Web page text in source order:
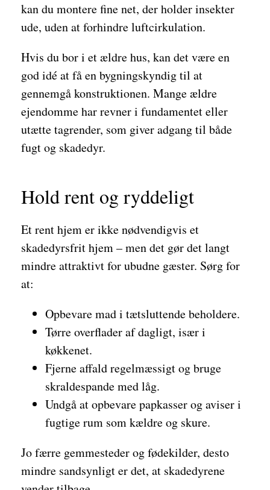
kan du montere fine net, der holder insekter
ude, uden at forhindre luftcirkulation.
Hvis du bor i et ældre hus, kan det være en
god idé at få en bygningskyndig til at
gennemgå konstruktionen. Mange ældre
ejendomme har revner i fundamentet eller
utætte tagrender, som giver adgang til både
fugt og skadedyr.
Hold rent og ryddeligt
Et rent hjem er ikke nødvendigvis et
skadedyrsfrit hjem – men det gør det langt
mindre attraktivt for ubudne gæster. Sørg for
at:
Opbevare mad i tætsluttende beholdere.
Tørre overflader af dagligt, især i
køkkenet.
Fjerne affald regelmæssigt og bruge
skraldespande med låg.
Undgå at opbevare papkasser og aviser i
fugtige rum som kældre og skure.
Jo færre gemmesteder og fødekilder, desto
mindre sandsynligt er det, at skadedyrene